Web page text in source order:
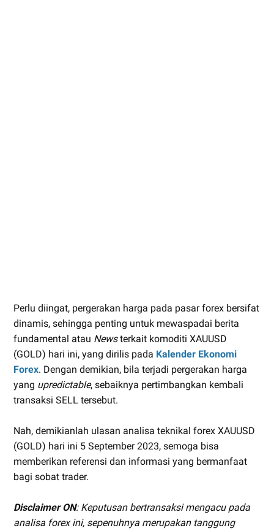
Perlu diingat, pergerakan harga pada pasar forex bersifat
dinamis, sehingga penting untuk mewaspadai berita
fundamental atau Newsterkait komoditi XAUUSD
(GOLD) hari ini, yang dirilis pada Kalender Ekonomi
Forex. Dengan demikian, bila terjadi pergerakan harga
yang upredictable, sebaiknya pertimbangkan kembali
transaksi SELL tersebut.
Nah, demikianlah ulasan analisa teknikal forex XAUUSD
(GOLD) hari ini 5 September 2023, semoga bisa
memberikan referensi dan informasi yang bermanfaat
bagi sobat trader.
Disclaimer ON: Keputusan bertransaksi mengacu pada
analisa forex ini, sepenuhnya merupakan tanggung